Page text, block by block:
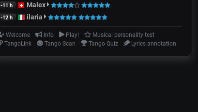
-11 h Malex
-12 h ilaria
Welcome Info Play!
Musical personality test
TangoLink
Tango Scan Tango Quiz Lyrics annotation